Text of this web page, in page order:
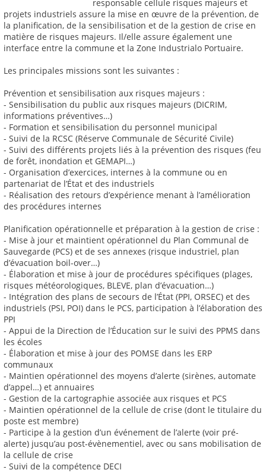
responsable cellule risques majeurs et
projets industriels assure la mise en œuvre de la prévention, de
la planification, de la sensibilisation et de la gestion de crise en
matière de risques majeurs. Il/elle assure également une
interface entre la commune et la Zone Industrialo Portuaire.
Les principales missions sont les suivantes :
Prévention et sensibilisation aux risques majeurs :
- Sensibilisation du public aux risques majeurs (DICRIM,
informations préventives…)
- Formation et sensibilisation du personnel municipal
- Suivi de la RCSC (Réserve Communale de Sécurité Civile)
- Suivi des différents projets liés à la prévention des risques (feu
de forêt, inondation et GEMAPI…)
- Organisation d’exercices, internes à la commune ou en
partenariat de l’État et des industriels
- Réalisation des retours d’expérience menant à l’amélioration
des procédures internes
Planification opérationnelle et préparation à la gestion de crise :
- Mise à jour et maintient opérationnel du Plan Communal de
Sauvegarde (PCS) et de ses annexes (risque industriel, plan
d’évacuation boil-over…)
- Élaboration et mise à jour de procédures spécifiques (plages,
risques météorologiques, BLEVE, plan d’évacuation…)
- Intégration des plans de secours de l’État (PPI, ORSEC) et des
industriels (PSI, POI) dans le PCS, participation à l’élaboration des
PPI
- Appui de la Direction de l’Éducation sur le suivi des PPMS dans
les écoles
- Élaboration et mise à jour des POMSE dans les ERP
communaux
- Maintien opérationnel des moyens d’alerte (sirènes, automate
d’appel…) et annuaires
- Gestion de la cartographie associée aux risques et PCS
- Maintien opérationnel de la cellule de crise (dont le titulaire du
poste est membre)
- Participe à la gestion d’un événement de l’alerte (voir pré-
alerte) jusqu’au post-évènementiel, avec ou sans mobilisation de
la cellule de crise
- Suivi de la compétence DECI